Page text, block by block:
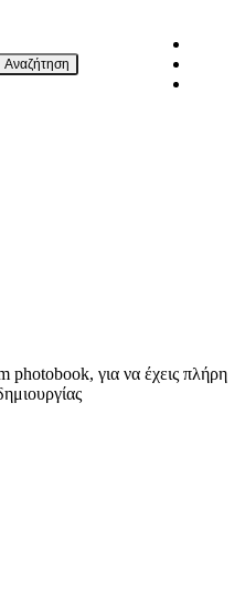
Αναζήτηση
photobook, για να έχεις πλήρη